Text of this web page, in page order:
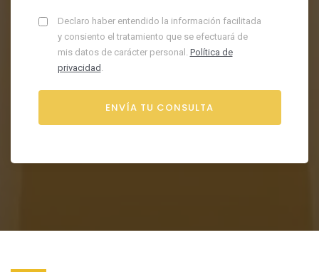
Declaro haber entendido la información facilitada
y consiento el tratamiento que se efectuará de
mis datos de carácter personal. Política de
privacidad .